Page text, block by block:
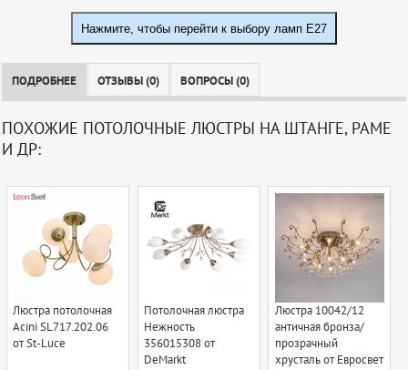
Нажмите, чтобы перейти к выбору ламп E27
ПОДРОБНЕЕ ОТЗЫВЫ (0) ВОПРОСЫ (0)
ПОХОЖИЕ ПОТОЛОЧНЫЕ ЛЮСТРЫ НА ШТАНГЕ, РАМЕ
И ДР:
Люстра потолочная
Acini SL717.202.06
от St-Luce
Потолочная люстра
Нежность
356015308 от
DeMarkt
Люстра 10042/12
античная бронза/
прозрачный
хрусталь от Евросвет